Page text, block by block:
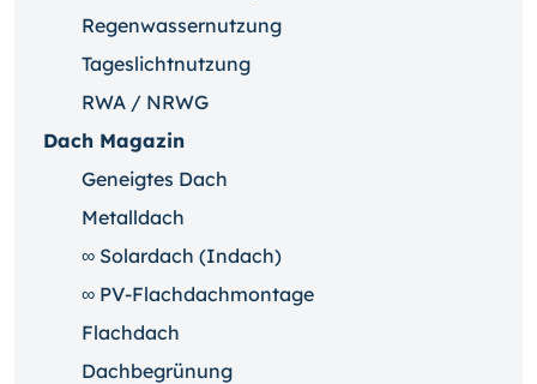
Regenwassernutzung
Tageslichtnutzung
RWA / NRWG
Dach Magazin
Geneigtes Dach
Metalldach
∞ Solardach (Indach)
∞ PV-Flachdachmontage
Flachdach
Dachbegrünung